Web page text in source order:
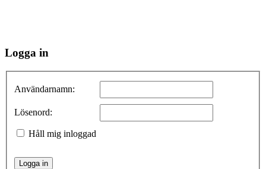
Logga in
Användarnamn:
Lösenord:
Håll mig inloggad
Logga in